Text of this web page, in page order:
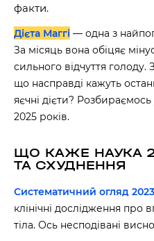
факти.
Дієта Маггі — одна з
За місяць вона обіцяє
сильного відчуття
що насправді кажуть
яєчні дієти?
2025 років.
ЩО КАЖЕ НАУКА
ТА СХУДНЕННЯ
Систематичний огляд
клінічні дослідження про
тіла. Ось несподівані